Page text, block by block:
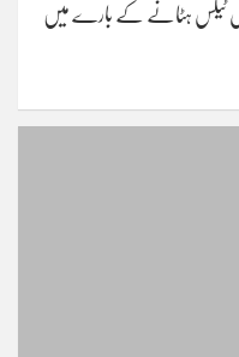
ٹیکس ہٹانے کے بارے میں